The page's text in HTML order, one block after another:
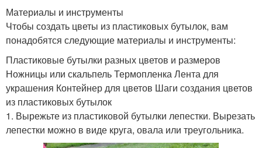
Материалы и инструменты
Чтобы создать цветы из пластиковых бутылок, вам
понадобятся следующие материалы и инструменты:
Пластиковые бутылки разных цветов и размеров
Ножницы или скальпель Термопленка Лента для
украшения Контейнер для цветов Шаги создания цветов
из пластиковых бутылок
1. Вырежьте из пластиковой бутылки лепестки. Вырезать
лепестки можно в виде круга, овала или треугольника.